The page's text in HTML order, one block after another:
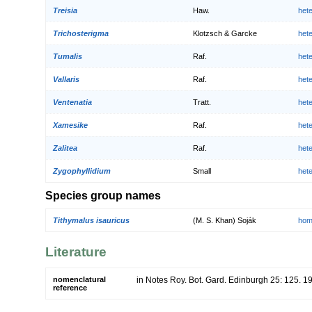
Treisia Haw.
Trichosterigma Klotzsch & Garcke
Tumalis Raf.
Vallaris Raf.
Ventenatia Tratt.
Xamesike Raf.
Zalitea Raf.
Zygophyllidium Small
Species group names
Tithymalus isauricus (M. S. Khan) Soják
Literature
nomenclatural
reference
in Notes Roy. Bot. Gard. Edinburgh 25: 125.